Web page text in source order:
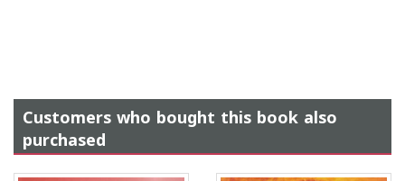
Customers who bought this book also
purchased